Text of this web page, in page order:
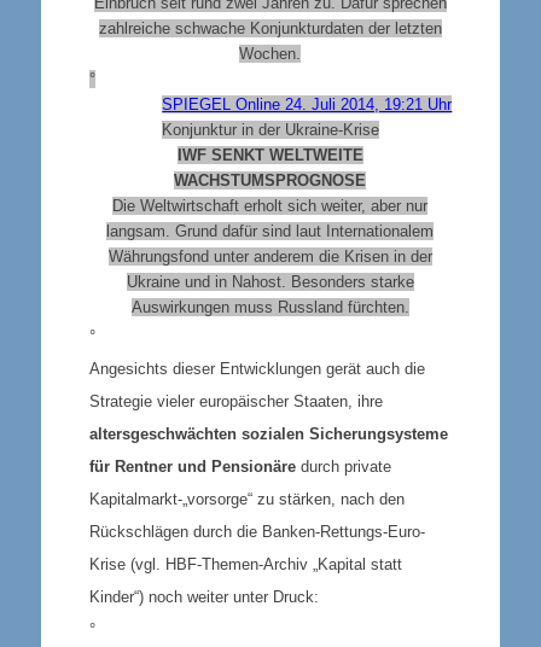
zahlreiche schwache Konjunkturdaten der letzten
Wochen.
°
SPIEGEL Online 24. Juli 2014, 19:21 Uhr
Konjunktur in der Ukraine-Krise
IWF SENKT WELTWEITE
WACHSTUMSPROGNOSE
Die Weltwirtschaft erholt sich weiter, aber nur
langsam. Grund dafür sind laut Internationalem
Währungsfond unter anderem die Krisen in der
Ukraine und in Nahost. Besonders starke
Auswirkungen muss Russland fürchten.
°
Angesichts dieser Entwicklungen gerät auch die
Strategie vieler europäischer Staaten, ihre
altersgeschwächten sozialen Sicherungsysteme
für Rentner und Pensionäredurch private
Kapitalmarkt-„vorsorge“ zu stärken, nach den
Rückschlägen durch die Banken-Rettungs-Euro-
Krise (vgl. HBF-Themen-Archiv „Kapital statt
Kinder“) noch weiter unter Druck:
°